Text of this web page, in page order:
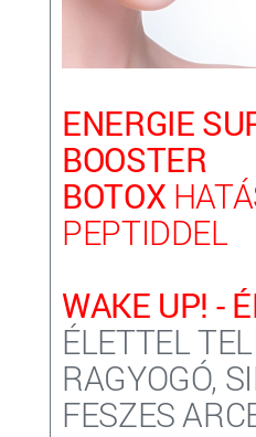
ENERGIE
BOOSTER
BOTOX
PEPTIDDEL
WAKE UP! -
ÉLETTEL
RAGYOGÓ,
FESZES